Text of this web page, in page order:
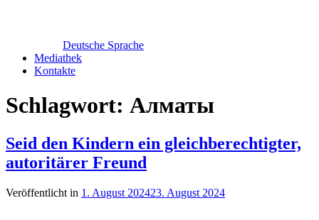
Deutsche Sprache
Mediathek
Kontakte
Schlagwort: Алматы
Seid den Kindern ein gleichberechtigter,
autoritärer Freund
Veröffentlicht in 1. August 202423. August 2024